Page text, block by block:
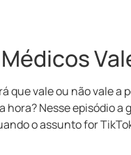
que vale ou não vale a
hora? Nesse episódio
o assunto for